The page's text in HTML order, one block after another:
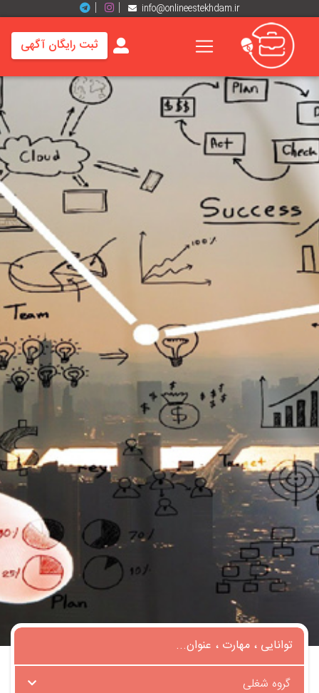
info@onlineestekhdam.ir
خانه
فرصت
برند
رزومه
ها
با
ما
درباره
ثبت رایگان آگهی
گروه شغلی